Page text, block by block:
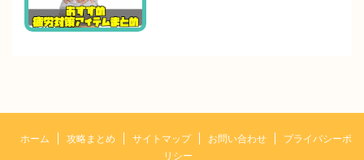
ホーム 攻略まとめ サイトマップ お問い合わせ
プライバシーポ
リシー